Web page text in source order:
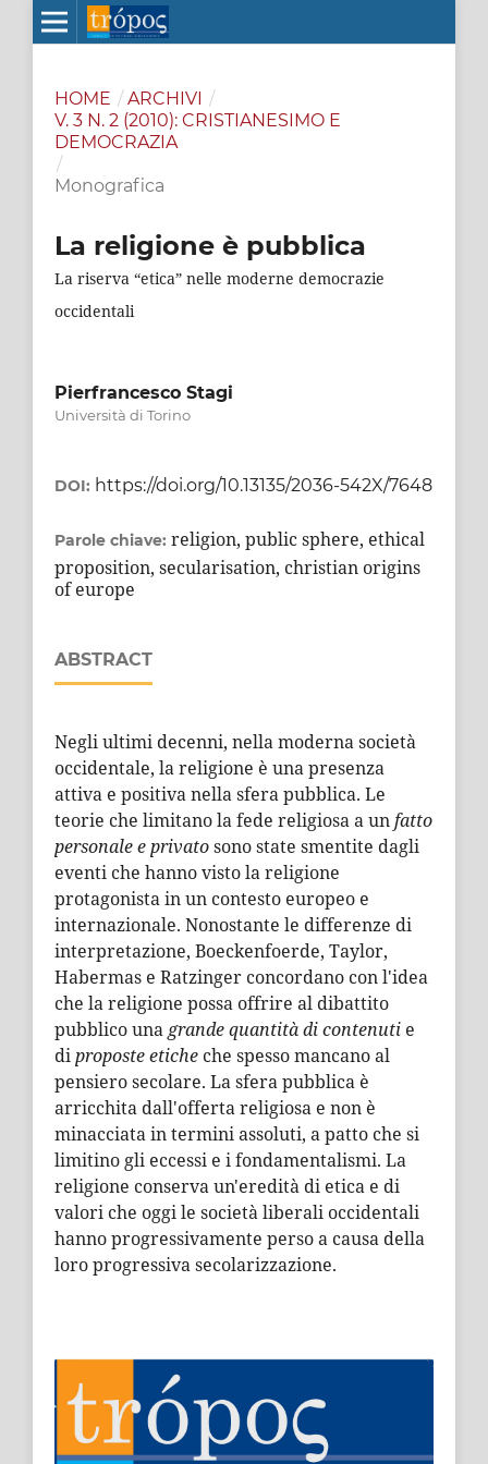
HOME / ARCHIVI /
V. 3 N. 2 (2010): CRISTIANESIMO E
DEMOCRAZIA
/
Monografica
La religione è pubblica
La riserva “etica” nelle moderne democrazie
occidentali
Pierfrancesco Stagi
Università di Torino
DOI: https://doi.org/10.13135/2036-542X/7648
Parole chiave: religion, public sphere, ethical
proposition, secularisation, christian origins
of europe
ABSTRACT
Negli ultimi decenni, nella moderna società
occidentale, la religione è una presenza
attiva e positiva nella sfera pubblica. Le
teorie che limitano la fede religiosa a unfatto
personale e privatosono state smentite dagli
eventi che hanno visto la religione
protagonista in un contesto europeo e
internazionale. Nonostante le differenze di
interpretazione, Boeckenfoerde, Taylor,
Habermas e Ratzinger concordano con l'idea
che la religione possa offrire al dibattito
pubblico una grande quantità di contenutie
diproposte eticheche spesso mancano al
pensiero secolare. La sfera pubblica è
arricchita dall'offerta religiosa e non è
minacciata in termini assoluti, a patto che si
limitino gli eccessi e i fondamentalismi. La
religione conserva un'eredità di etica e di
valori che oggi le società liberali occidentali
hanno progressivamente perso a causa della
loro progressiva secolarizzazione.